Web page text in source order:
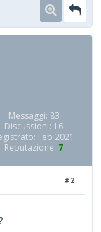
Messaggi: 83
Discussioni: 16
Feb 2021
Reputazione: 7
#2